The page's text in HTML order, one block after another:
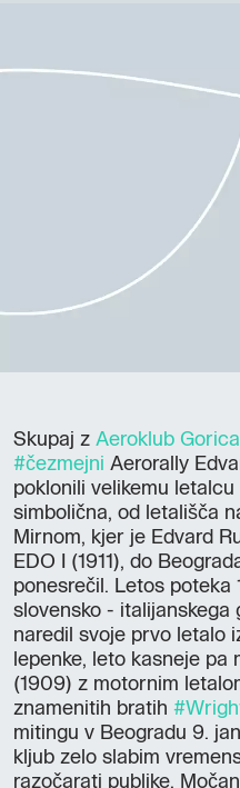
Skupaj z Aeroklub Gorica
#čezmejni Aerorally
poklonili velikemu
simbolična, od letališča
Mirnom, kjer je Edvard
EDO I (1911), do
ponesrečil. Letos poteka
slovensko - italijanskega
naredil svoje prvo letalo
lepenke, leto kasneje pa
(1909) z motornim
znamenitih bratih
mitingu v Beogradu 9.
kljub zelo slabim
razočarati publike.